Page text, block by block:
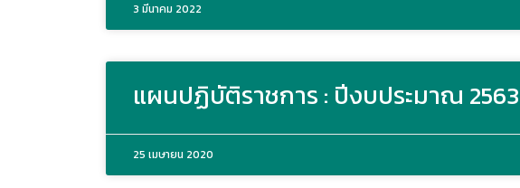
3 มีนาคม 2022
แผนปฏิบัติราชการ : ปีงบประมาณ 2563
25 เมษายน 2020